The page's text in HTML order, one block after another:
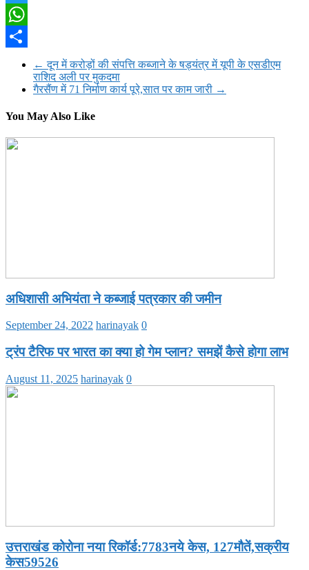
Twitter
WhatsApp
← दून में करोड़ों की संपत्ति कब्जाने के षड्यंत्र में यूपी के एसडीएम
राशिद अली पर मुकदमा
गैरसैंण में 71 निर्माण कार्य पूरे,सात पर काम जारी →
You May Also Like
अधिशासी अभियंता ने कब्जाई पत्रकार की जमीन
September 24, 2022 harinayak 0
ट्रंप टैरिफ पर भारत का क्या हो गेम प्लान? समझें कैसे होगा लाभ
August 11, 2025 harinayak 0
उत्तराखंड कोरोना नया रिकॉर्ड:7783नये केस, 127मौतें,सक्रीय
केस59526